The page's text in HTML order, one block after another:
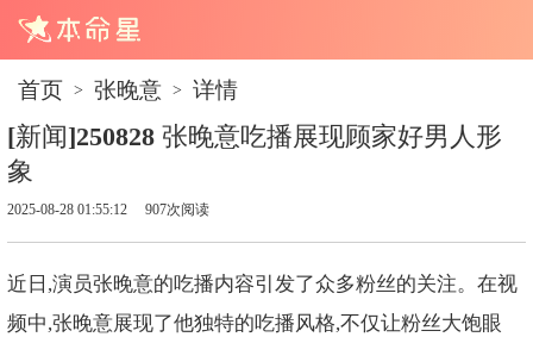
首页 > 张晚意 > 详情
[新闻]250828 张晚意吃播展现顾家好男人形
象
2025-08-28 01:55:12 907次阅读
近日,演员张晚意的吃播内容引发了众多粉丝的关注。在视
频中,张晚意展现了他独特的吃播风格,不仅让粉丝大饱眼